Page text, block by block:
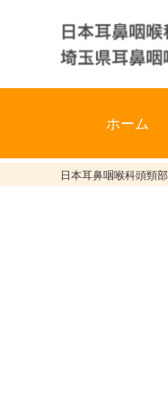
ホーム
日本耳鼻咽喉科頭頸